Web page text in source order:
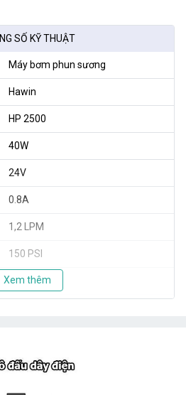
SỐ KỸ THUẬT
Máy bơm phun sương
Hawin
HP 2500
40W
24V
0.8A
1,2 LPM
150 PSI
5 - 25 béc
Xem thêm